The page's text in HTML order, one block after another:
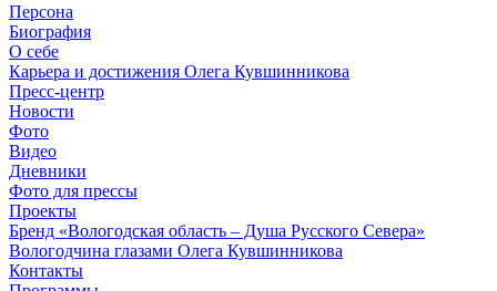
Персона
Биография
О себе
Карьера и достижения Олега Кувшинникова
Пресс-центр
Новости
Фото
Видео
Дневники
Фото для прессы
Проекты
Бренд «Вологодская область – Душа Русского Севера»
Вологодчина глазами Олега Кувшинникова
Контакты